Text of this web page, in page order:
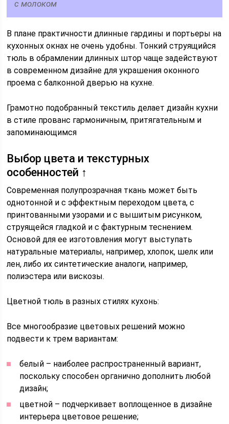
с молоком
В плане практичности длинные гардины и портьеры на
кухонных окнах не очень удобны. Тонкий струящийся
тюль в обрамлении длинных штор чаще задействуют
в современном дизайне для украшения оконного
проема с балконной дверью на кухне.
Грамотно подобранный текстиль делает дизайн кухни
в стиле прованс гармоничным, притягательным и
запоминающимся
Выбор цвета и текстурных
особенностей ↑
Современная полупрозрачная ткань может быть
однотонной и с эффектным переходом цвета, с
принтованными узорами и с вышитым рисунком,
струящейся гладкой и с фактурным теснением.
Основой для ее изготовления могут выступать
натуральные материалы, например, хлопок, шелк или
лен, либо их синтетические аналоги, например,
полиэстера или вискозы.
Цветной тюль в разных стилях кухонь:
Все многообразие цветовых решений можно
подвести к трем вариантам:
белый – наиболее распространенный вариант,
поскольку способен органично дополнить любой
дизайн;
цветной – подчеркивает воплощенное в дизайне
интерьера цветовое решение;